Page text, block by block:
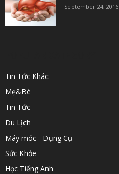
September 24, 2016
Tin Tức Khác
Mẹ&Bé
Tin Tức
Du Lịch
Máy móc - Dụng Cụ
Sức Khỏe
Học Tiếng Anh